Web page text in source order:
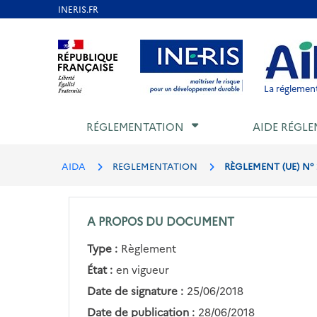
Aller au contenu Aller au menu Aller au
La
RÉGLEMENTATION AIDE
AIDA REGLEMENTATION RÈGLEMENT (UE)
A PROPOS DU DOCUMENT
Type : Règlement
État : en vigueur
Date de signature : 25/06/2018
Date de publication : 28/06/2018